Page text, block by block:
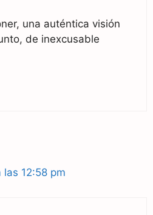
una auténtica visión
de inexcusable
12:58 pm